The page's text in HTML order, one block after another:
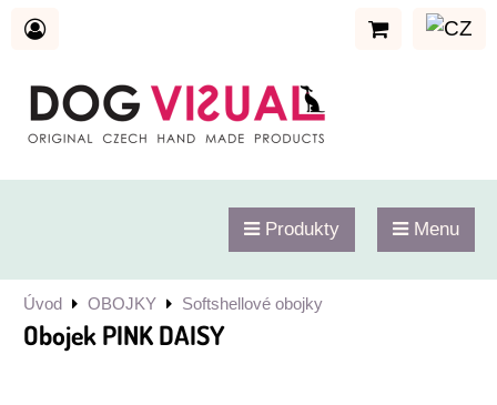
Produkty Menu
Úvod OBOJKY Softshellové obojky
Obojek PINK DAISY